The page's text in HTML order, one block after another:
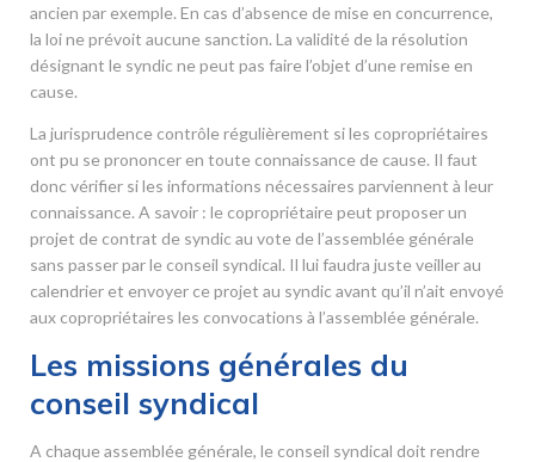
ancien par exemple. En cas d’absence de mise en concurrence,
la loi ne prévoit aucune sanction. La validité de la résolution
désignant le syndic ne peut pas faire l’objet d’une remise en
cause.
La jurisprudence contrôle régulièrement si les copropriétaires
ont pu se prononcer en toute connaissance de cause. Il faut
donc vérifier si les informations nécessaires parviennent à leur
connaissance. A savoir : le copropriétaire peut proposer un
projet de contrat de syndic au vote de l’assemblée générale
sans passer par le conseil syndical. Il lui faudra juste veiller au
calendrier et envoyer ce projet au syndic avant qu’il n’ait envoyé
aux copropriétaires les convocations à l’assemblée générale.
Les missions générales du
conseil syndical
A chaque assemblée générale, le conseil syndical doit rendre